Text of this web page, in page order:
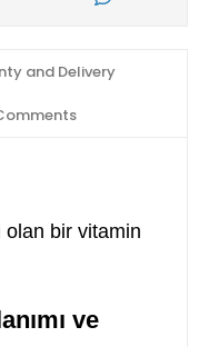
and Delivery
bir vitamin
ve